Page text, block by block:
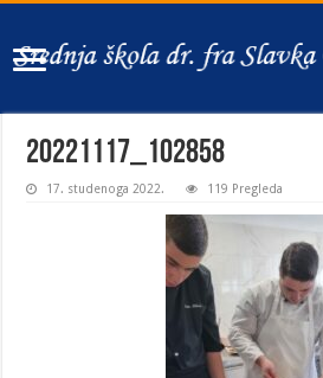
20221117_102858
17. studenoga 2022. 119 Pregleda